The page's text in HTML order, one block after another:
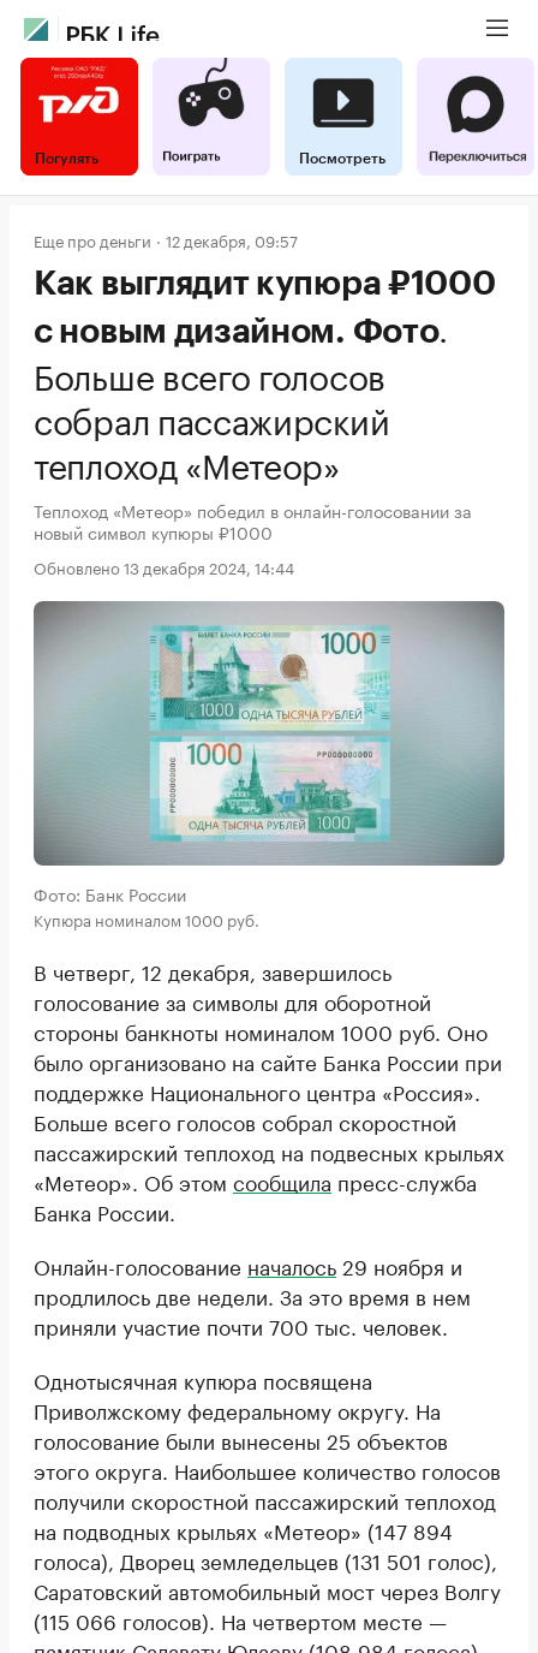
Погулять Посмотреть
Еще про деньги 12 декабря, 09:57
Как выглядит купюра ₽1000
с новым дизайном. Фото.
Больше всего голосов
собрал пассажирский
теплоход «Метеор»
Теплоход «Метеор» победил в онлайн-голосовании за
новый символ купюры ₽1000
Обновлено 13 декабря 2024, 14:44
Фото: Банк России
Купюра номиналом 1000 руб.
В четверг, 12 декабря, завершилось
голосование за символы для оборотной
стороны банкноты номиналом 1000 руб. Оно
было организовано на сайте Банка России при
поддержке Национального центра «Россия».
Больше всего голосов собрал скоростной
пассажирский теплоход на подвесных крыльях
«Метеор». Об этом сообщила пресс-служба
Банка России.
Онлайн-голосование началось 29 ноября и
продлилось две недели. За это время в нем
приняли участие почти 700 тыс. человек.
Однотысячная купюра посвящена
Приволжскому федеральному округу. На
голосование были вынесены 25 объектов
этого округа. Наибольшее количество голосов
получили скоростной пассажирский теплоход
на подводных крыльях «Метеор» (147 894
голоса), Дворец земледельцев (131 501 голос),
Саратовский автомобильный мост через Волгу
(115 066 голосов). На четвертом месте —